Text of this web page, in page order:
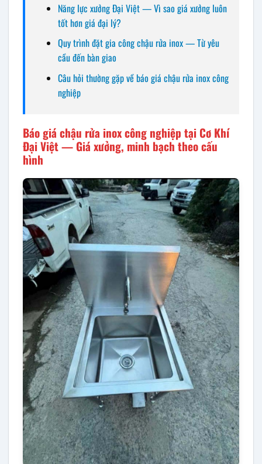
Năng lực xưởng Đại Việt — Vì sao giá xưởng luôn
tốt hơn giá đại lý?
Quy trình đặt gia công chậu rửa inox — Từ yêu
cầu đến bàn giao
Câu hỏi thường gặp về báo giá chậu rửa inox công
nghiệp
Báo giá chậu rửa inox công nghiệp tại Cơ Khí
Đại Việt — Giá xưởng, minh bạch theo cấu
hình